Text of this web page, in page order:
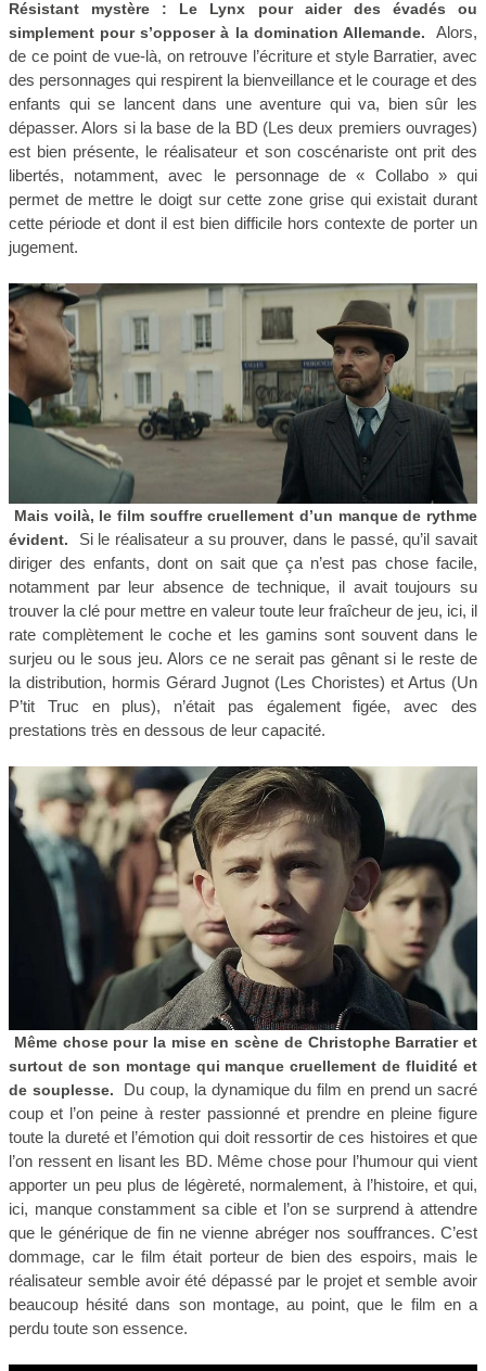
Résistant mystère : Le Lynx pour aider des évadés ou
simplement pour s’opposer à la domination Allemande.
Alors,
de ce point de vue-là, on retrouve l’écriture et style Barratier, avec
des personnages qui respirent la bienveillance et le courage et des
enfants qui se lancent dans une aventure qui va, bien sûr les
dépasser. Alors si la base de la BD (Les deux premiers ouvrages)
est bien présente, le réalisateur et son coscénariste ont prit des
libertés, notamment, avec le personnage de « Collabo » qui
permet de mettre le doigt sur cette zone grise qui existait durant
cette période et dont il est bien difficile hors contexte de porter un
jugement.
Mais voilà, le film souffre cruellement d’un manque de rythme
évident.
Si le réalisateur a su prouver, dans le passé, qu’il savait
diriger des enfants, dont on sait que ça n’est pas chose facile,
notamment par leur absence de technique, il avait toujours su
trouver la clé pour mettre en valeur toute leur fraîcheur de jeu, ici, il
rate complètement le coche et les gamins sont souvent dans le
surjeu ou le sous jeu. Alors ce ne serait pas gênant si le reste de
la distribution, hormis Gérard Jugnot (Les Choristes) et Artus (Un
P’tit Truc en plus), n’était pas également figée, avec des
prestations très en dessous de leur capacité.
Même chose pour la mise en scène de Christophe Barratier et
surtout de son montage qui manque cruellement de fluidité et
de souplesse.
Du coup, la dynamique du film en prend un sacré
coup et l’on peine à rester passionné et prendre en pleine figure
toute la dureté et l’émotion qui doit ressortir de ces histoires et que
l’on ressent en lisant les BD. Même chose pour l’humour qui vient
apporter un peu plus de légèreté, normalement, à l’histoire, et qui,
ici, manque constamment sa cible et l’on se surprend à attendre
que le générique de fin ne vienne abréger nos souffrances. C’est
dommage, car le film était porteur de bien des espoirs, mais le
réalisateur semble avoir été dépassé par le projet et semble avoir
beaucoup hésité dans son montage, au point, que le film en a
perdu toute son essence.